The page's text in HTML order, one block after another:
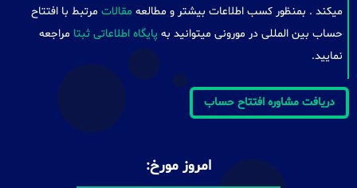
میکند . بمنظور کسب اطلاعات بیشتر و مطالعه مقالات مرتبط با افتتاح
حساب بین المللی در مورونی میتوانید به پایگاه اطلاعاتی ثبتا مراجعه
نمایید.
دریافت مشاوره افتتاح حساب
امروز مورخ: